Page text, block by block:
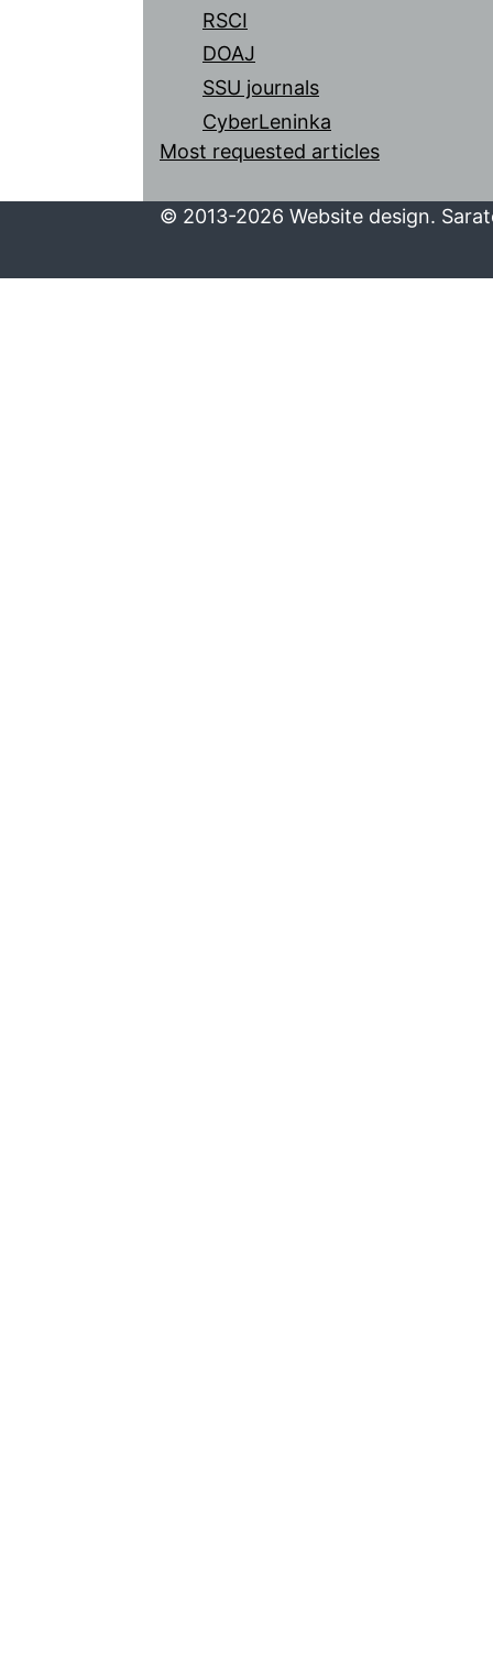
RSCI
DOAJ
SSU journals
CyberLeninka
Most requested articles
© 2013-2026 Website design.